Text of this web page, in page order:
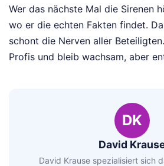
Wer das nächste Mal die Sirenen
wo er die echten Fakten findet.
schont die Nerven aller
Profis und bleib wachsam, aber
DK
David
David Krause spezialisiert sich